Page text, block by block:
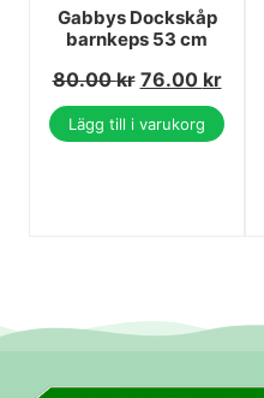
Gabbys Dockskåp
barnkeps 53 cm
80.00kr 76.00 kr
Lägg till i varukorg